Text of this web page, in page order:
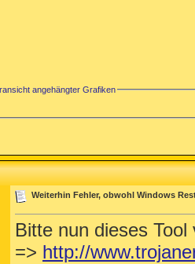
angehängter Grafiken
Weiterhin Fehler, obwohl Windows
Bitte nun dieses
=> http://